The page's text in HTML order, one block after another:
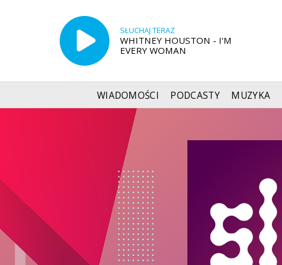
SŁUCHAJ TERAZ
WHITNEY HOUSTON - I'M
EVERY WOMAN
WIADOMOŚCI PODCASTY MUZYKA